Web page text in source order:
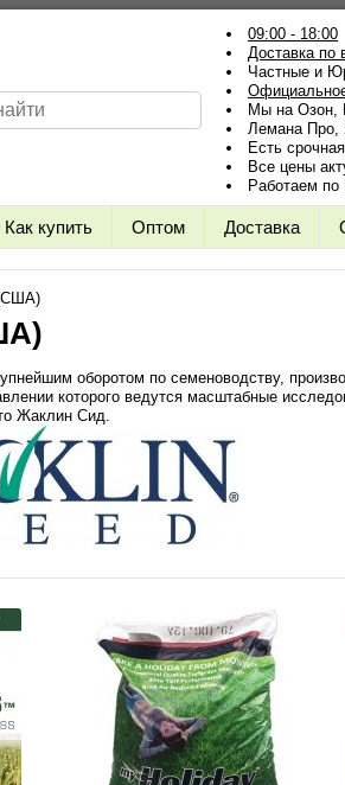
09:00 - 18:00
Доставка по
Частные и
Мы на Озон,
Лемана Про,
Есть
Все цены
Работаем
Как купить Оптом Доставка
(США)
оборотом по семеноводству,
которого ведутся масштабные
Жаклин Сид.